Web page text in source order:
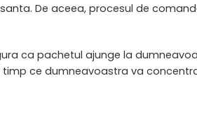
De aceea, procesul de
ca pachetul ajunge la
ce dumneavoastra va